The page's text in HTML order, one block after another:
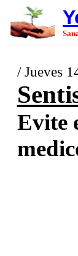
/ Jueves
Evite